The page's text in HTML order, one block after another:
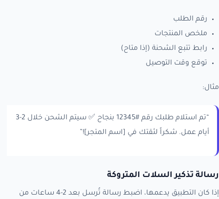
رقم الطلب
ملخص المنتجات
رابط تتبع الشحنة (إذا متاح)
توقع وقت التوصيل
مثال:
“تم استلام طلبك رقم #12345 بنجاح ✅ سيتم الشحن خلال 2-3
أيام عمل. شكراً لثقتك في [اسم المتجر]!”
رسالة تذكير السلات المتروكة
إذا كان التطبيق يدعمها، اضبط رسالة تُرسل بعد 2-4 ساعات من